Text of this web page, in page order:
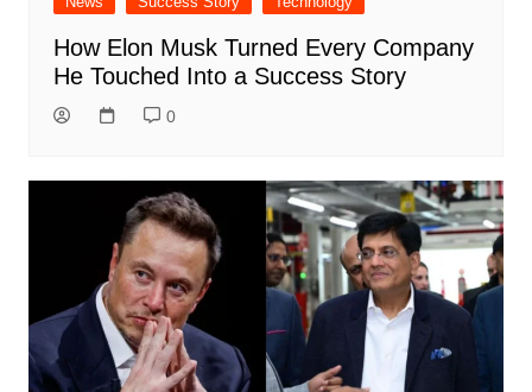
How Elon Musk Turned Every Company
He Touched Into a Success Story
0